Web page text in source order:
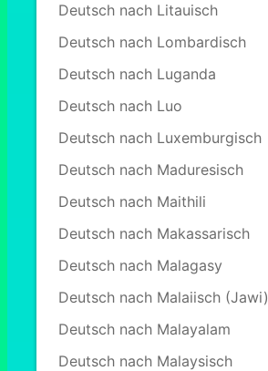
Deutsch nach Litauisch
Deutsch nach Lombardisch
Deutsch nach Luganda
Deutsch nach Luo
Deutsch nach Luxemburgisch
Deutsch nach Maduresisch
Deutsch nach Maithili
Deutsch nach Makassarisch
Deutsch nach Malagasy
Deutsch nach Malaiisch (Jawi)
Deutsch nach Malayalam
Deutsch nach Malaysisch